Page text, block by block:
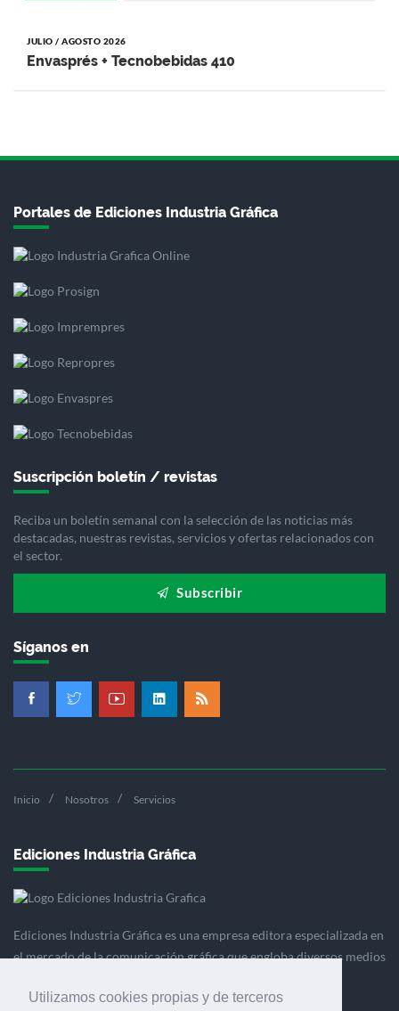
Utilizamos cookies propias y de terceros
JULIO / AGOSTO 2026
Envasprés + Tecnobebidas 410
Portales de Ediciones Industria Gráfica
Suscripción boletín / revistas
Reciba un boletín semanal con la selección de las noticias más
destacadas, nuestras revistas, servicios y ofertas relacionados con
el sector.
Subscribir
Síganos en
Inicio Nosotros Servicios
Ediciones Industria Gráfica
Ediciones Industria Gráfica es una empresa editora especializada en
el mercado de la comunicación gráfica que engloba diversos medios
comunicación visual y el envasado.